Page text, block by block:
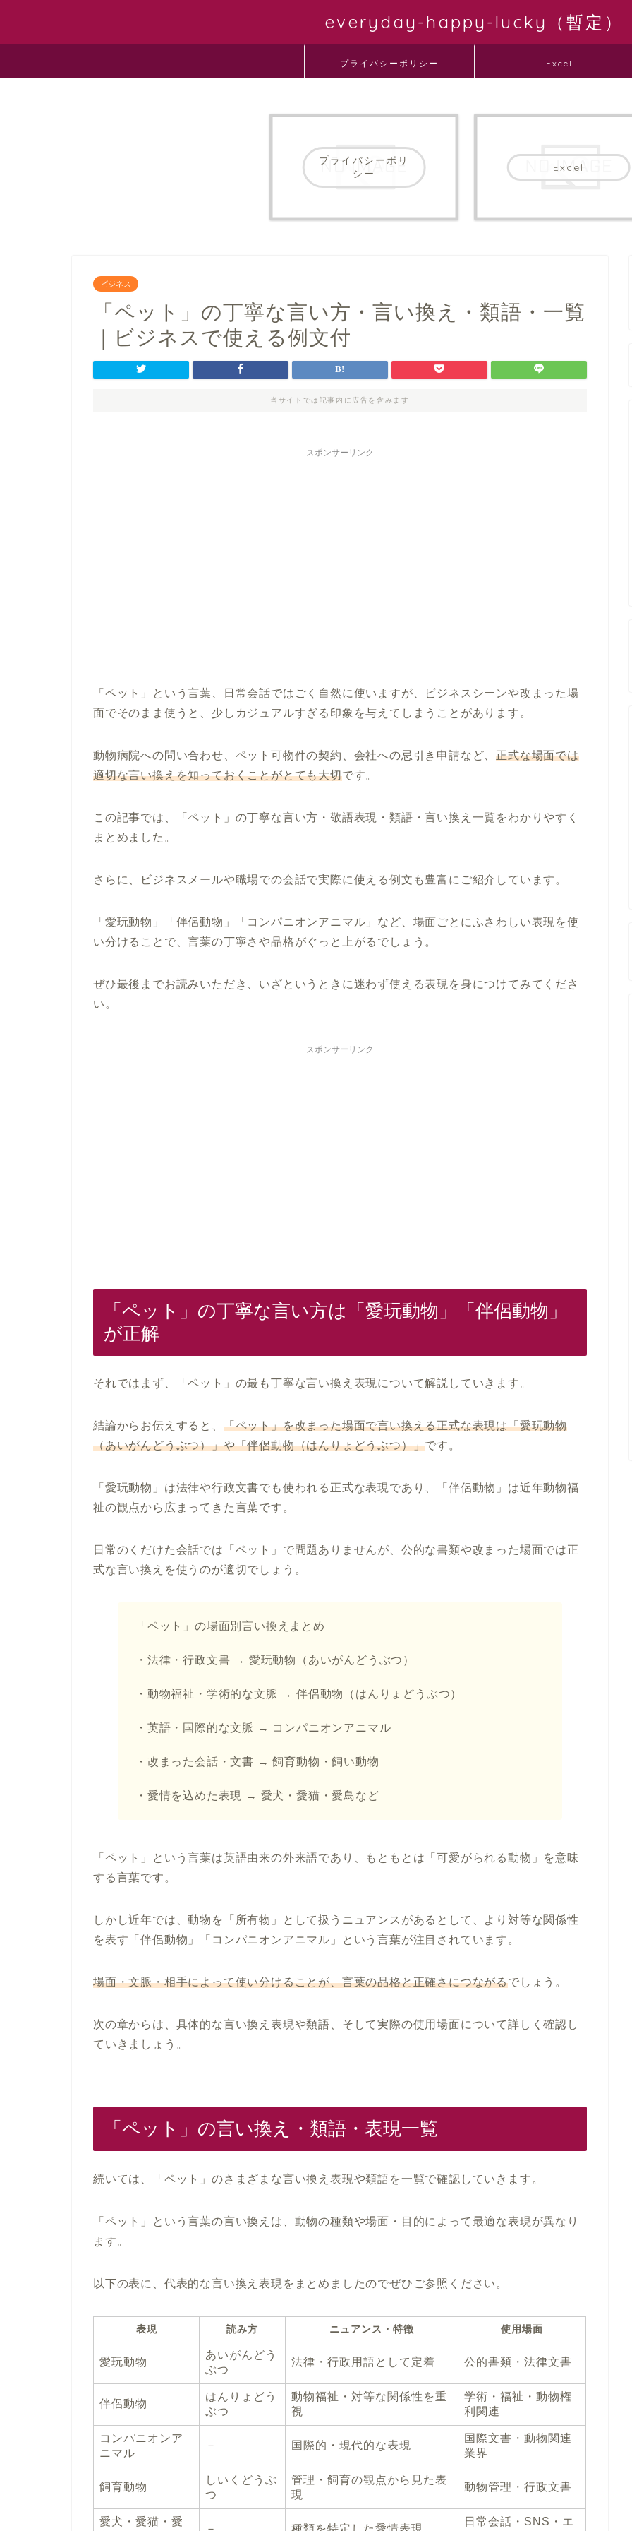
everyday-happy-lucky（暫定）
プライバシーポリシー Excel
プライバシーポリ
シー
Excel
ビジネス
「ペット」の丁寧な言い方・言い換え・類語・一覧
｜ビジネスで使える例文付
当サイトでは記事内に広告を含みます
スポンサーリンク
「ペット」という言葉、日常会話ではごく自然に使いますが、ビジネスシーンや改まった場
面でそのまま使うと、少しカジュアルすぎる印象を与えてしまうことがあります。
動物病院への問い合わせ、ペット可物件の契約、会社への忌引き申請など、正式な場面では
適切な言い換えを知っておくことがとても大切です。
この記事では、「ペット」の丁寧な言い方・敬語表現・類語・言い換え一覧をわかりやすく
まとめました。
さらに、ビジネスメールや職場での会話で実際に使える例文も豊富にご紹介しています。
「愛玩動物」「伴侶動物」「コンパニオンアニマル」など、場面ごとにふさわしい表現を使
い分けることで、言葉の丁寧さや品格がぐっと上がるでしょう。
ぜひ最後までお読みいただき、いざというときに迷わず使える表現を身につけてみてくださ
い。
スポンサーリンク
「ペット」の丁寧な言い方は「愛玩動物」「伴侶動物」
が正解
それではまず、「ペット」の最も丁寧な言い換え表現について解説していきます。
結論からお伝えすると、 「ペット」を改まった場面で言い換える正式な表現は「愛玩動物
（あいがんどうぶつ）」や「伴侶動物（はんりょどうぶつ）」です。
「愛玩動物」は法律や行政文書でも使われる正式な表現であり、「伴侶動物」は近年動物福
祉の観点から広まってきた言葉です。
日常のくだけた会話では「ペット」で問題ありませんが、公的な書類や改まった場面では正
式な言い換えを使うのが適切でしょう。
「ペット」の場面別言い換えまとめ
・法律・行政文書 → 愛玩動物（あいがんどうぶつ）
・動物福祉・学術的な文脈 → 伴侶動物（はんりょどうぶつ）
・英語・国際的な文脈 → コンパニオンアニマル
・改まった会話・文書 → 飼育動物・飼い動物
・愛情を込めた表現 → 愛犬・愛猫・愛鳥など
「ペット」という言葉は英語由来の外来語であり、もともとは「可愛がられる動物」を意味
する言葉です。
しかし近年では、動物を「所有物」として扱うニュアンスがあるとして、より対等な関係性
を表す「伴侶動物」「コンパニオンアニマル」という言葉が注目されています。
場面・文脈・相手によって使い分けることが、言葉の品格と正確さにつながるでしょう。
次の章からは、具体的な言い換え表現や類語、そして実際の使用場面について詳しく確認し
ていきましょう。
「ペット」の言い換え・類語・表現一覧
続いては、「ペット」のさまざまな言い換え表現や類語を一覧で確認していきます。
「ペット」という言葉の言い換えは、動物の種類や場面・目的によって最適な表現が異なり
ます。
以下の表に、代表的な言い換え表現をまとめましたのでぜひご参照ください。
表現 読み方 ニュアンス・特徴 使用場面
愛玩動物
あいがんどう
ぶつ
法律・行政用語として定着 公的書類・法律文書
伴侶動物
はんりょどう
ぶつ
動物福祉・対等な関係性を重
視
学術・福祉・動物権
利関連
コンパニオンア
ニマル
－ 国際的・現代的な表現
国際文書・動物関連
業界
飼育動物
しいくどうぶ
つ
管理・飼育の観点から見た表
現
動物管理・行政文書
愛犬・愛猫・愛
－ 種類を特定した愛情表現
日常会話・SNS・エ